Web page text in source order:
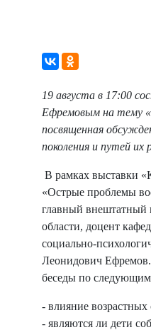
19 августа в 17:00
Ефремовым на тему
посвященная
поколения и путей их
В рамках выставки
«Острые проблемы
главный внештатный
области, доцент
социально-
Леонидович Ефремов.
беседы по
- влияние возрастных
- являются ли дети